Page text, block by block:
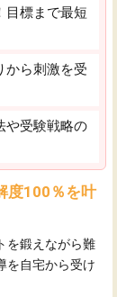
目標まで最短
から刺激を受
や受験戦略の
度100％を叶
を鍛えながら難
を自宅から受け